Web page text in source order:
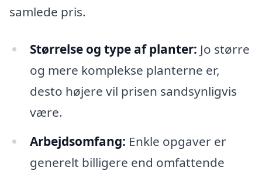
samlede pris.
Størrelse og type af planter: Jo større
og mere komplekse planterne er,
desto højere vil prisen sandsynligvis
være.
Arbejdsomfang: Enkle opgaver er
generelt billigere end omfattende